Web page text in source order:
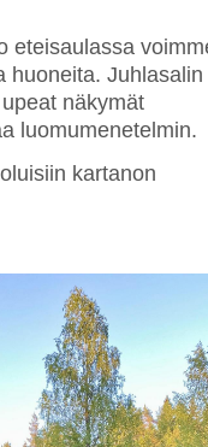
eteisaulassa
huoneita. Juhlasalin
näkymät
luomumenetelmin.
kartanon